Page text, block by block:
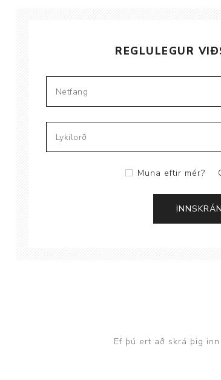
REGLULEGUR
Muna eftir mér?
Ef þú ert að skrá þig